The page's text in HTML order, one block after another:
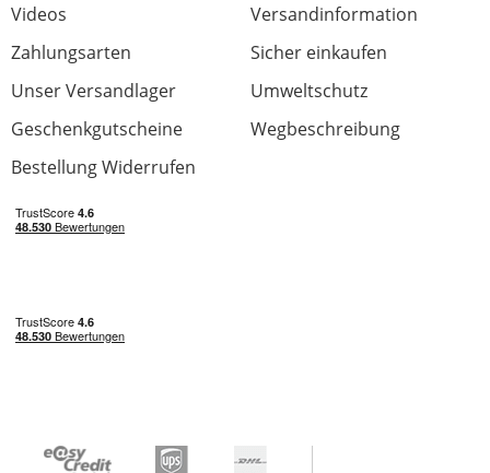
Videos
Versandinformation
Zahlungsarten
Sicher einkaufen
Unser Versandlager
Umweltschutz
Geschenkgutscheine
Wegbeschreibung
Bestellung Widerrufen